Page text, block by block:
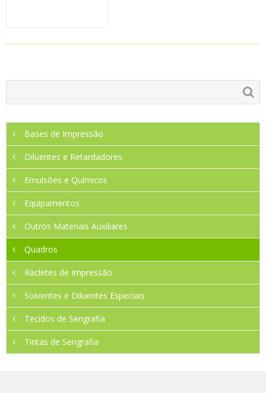
Bases de Impressão
Diluentes e Retardadores
Emulsões e Químicos
Equipamentos
Outros Materiais Auxiliares
Quadros
Racletes de Impressão
Solventes e Diluentes Especiais
Tecidos de Serigrafia
Tintas de Serigrafia